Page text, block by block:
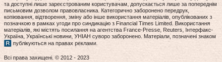
та доступні лише зареєстрованим користувачам, допускається лише за попереднім
письмовим дозволом правовласника. Категорично заборонено передрук,
копіювання, відтворення, зміну або інше використання матеріалів, опублікованих з
позначкою в рамках угоди про синдикацію з Financial Times Limited. Використання
матеріалів, які містять посилання на агентства France-Presse, Reuters, Інтерфакс-
Україна, Українські новини, УНІАН суворо заборонено. Матеріали, позначені знаком
публікуються на правах реклами.
Всі права захищені. © 2012 - 2023